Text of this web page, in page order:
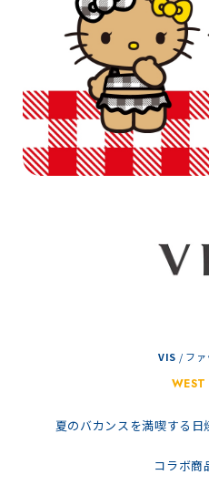
VIS / フ
夏のバカンスを満喫する
コラボ